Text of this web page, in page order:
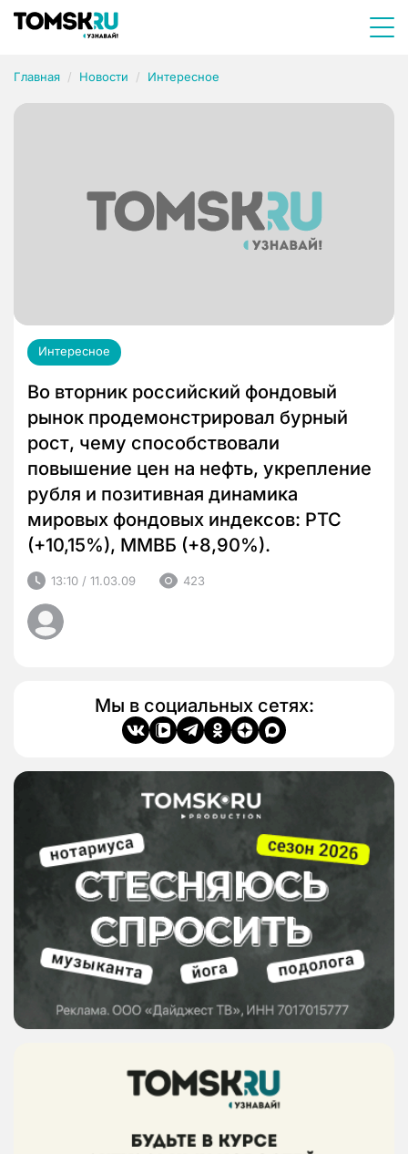
Главная Новости Интересное
Интересное
Во вторник российский фондовый
рынок продемонстрировал бурный
рост, чему способствовали
повышение цен на нефть, укрепление
рубля и позитивная динамика
мировых фондовых индексов: РТС
(+10,15%), ММВБ (+8,90%).
13:10 / 11.03.09 423
Мы в социальных сетях: